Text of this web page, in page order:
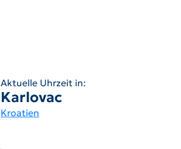
Aktuelle Uhrzeit in:
Karlovac
Kroatien